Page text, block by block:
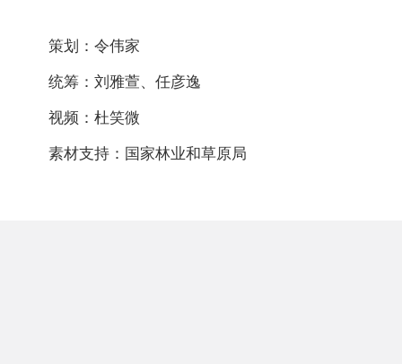
策划：令伟家
统筹：刘雅萱、任彦逸
视频：杜笑微
素材支持：国家林业和草原局